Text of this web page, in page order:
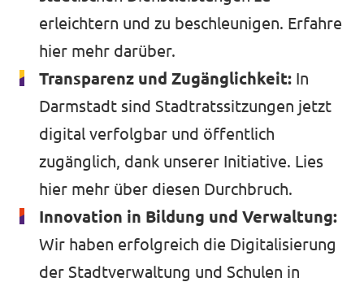
erleichtern und zu beschleunigen. Erfahre
hier mehr darüber.
Transparenz und Zugänglichkeit: In
Darmstadt sind Stadtratssitzungen jetzt
digital verfolgbar und öffentlich
zugänglich, dank unserer Initiative. Lies
hier mehr über diesen Durchbruch.
Innovation in Bildung und Verwaltung:
Wir haben erfolgreich die Digitalisierung
der Stadtverwaltung und Schulen in